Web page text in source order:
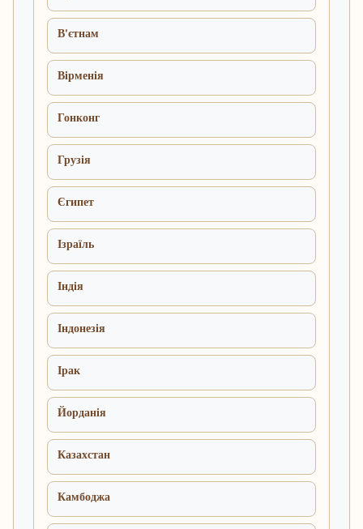
В'єтнам
Вірменія
Гонконг
Грузія
Єгипет
Ізраїль
Індія
Індонезія
Ірак
Йорданія
Казахстан
Камбоджа